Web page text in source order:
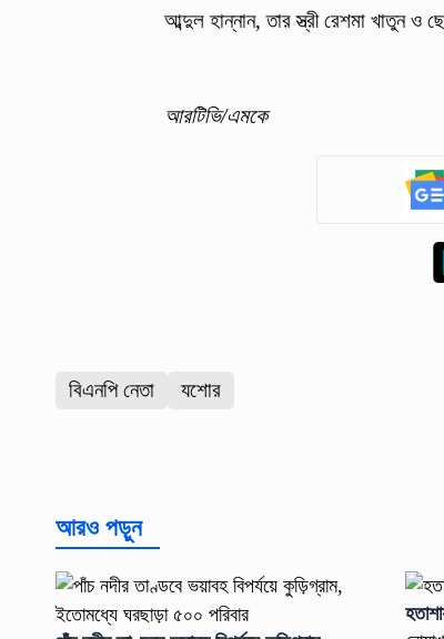
আব্দুল হান্নান, তার স্ত্রী রেশমা খাতুন ও
আরটিভি/এমকে
বিএনপি নেতা যশোর
আরও পড়ুন